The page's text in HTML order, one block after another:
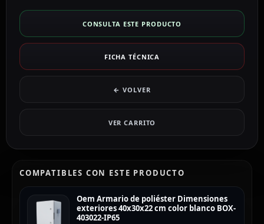
CONSULTA ESTE PRODUCTO
FICHA TÉCNICA
← VOLVER
VER CARRITO
COMPATIBLES CON ESTE PRODUCTO
Oem Armario de poliéster Dimensiones
exteriores 40x30x22 cm color blanco BOX-
403022-IP65